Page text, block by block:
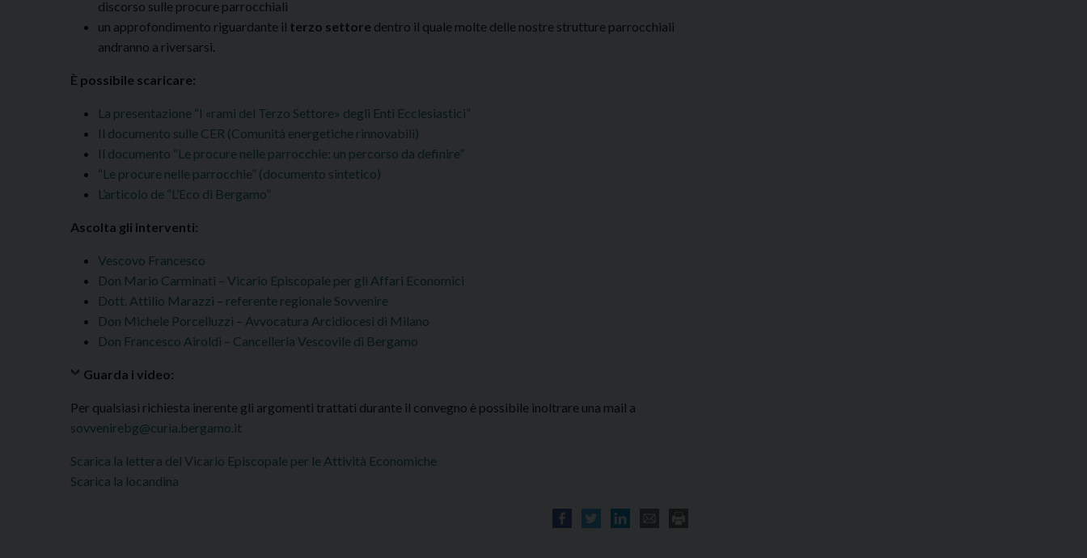
discorso sulle procure parrocchiali
un approfondimento riguardante il terzo settore dentro il quale molte delle nostre strutture parrocchiali
andranno a riversarsi.
È possibile scaricare:
La presentazione “I «rami del Terzo Settore» degli Enti Ecclesiastici”
Il documento sulle CER (Comunità energetiche rinnovabili)
Il documento “Le procure nelle parrocchie: un percorso da definire”
“Le procure nelle parrocchie” (documento sintetico)
L’articolo de “L’Eco di Bergamo”
Ascolta gli interventi:
Vescovo Francesco
Don Mario Carminati – Vicario Episcopale per gli Affari Economici
Dott. Attilio Marazzi – referente regionale Sovvenire
Don Michele Porcelluzzi – Avvocatura Arcidiocesi di Milano
Don Francesco Airoldi – Cancelleria Vescovile di Bergamo
Guarda i video:
Per qualsiasi richiesta inerente gli argomenti trattati durante il convegno è possibile inoltrare una mail a
sovvenirebg@curia.bergamo.it
Scarica la lettera del Vicario Episcopale per le Attività Economiche
Scarica la locandina